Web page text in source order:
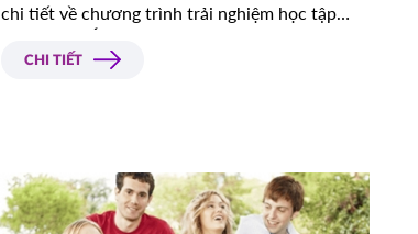
chi tiết về chương trình trải nghiệm học tập
và văn hóa Úc 2023 được tổ chức bởi
Annalink Tours trong bài đọc sau đây.
CHI TIẾT